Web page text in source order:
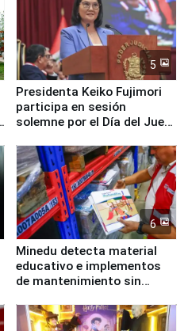
5
Presidenta Keiko Fujimori
participa en sesión
solemne por el Día del Juez
6
Minedu detecta material
educativo e implementos
de mantenimiento sin
la UGEL 2